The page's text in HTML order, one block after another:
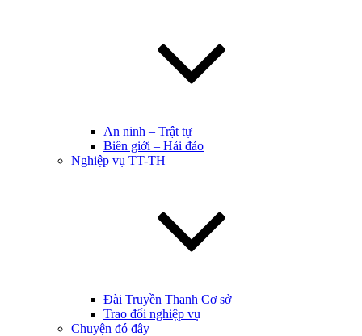
An ninh – Trật tự
Biên giới – Hải đảo
Nghiệp vụ TT-TH
Đài Truyền Thanh Cơ sở
Trao đổi nghiệp vụ
Chuyện đó đây